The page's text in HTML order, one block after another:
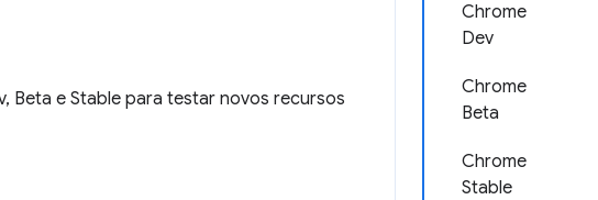
Chrome
Dev
Chrome
Beta
Chrome
Stable
Beta e Stable para testar novos recursos